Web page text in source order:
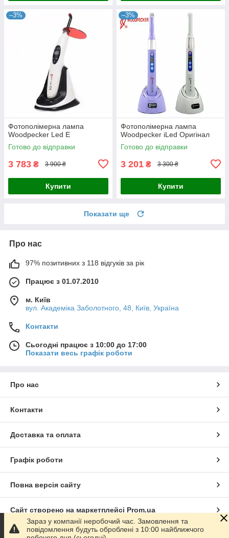
–3%
Фотополімерна лампа
Woodpecker Led E
Готово до відправки
3 783 ₴ 3 900 ₴
Купити
–3%
Фотополімерна лампа
Woodpecker iLed Оригінал
Готово до відправки
3 201 ₴ 3 300 ₴
Купити
Показати ще
Про нас
97% позитивних з 118 відгуків за рік
Працює з 01.07.2010
м. Київ
вул. Академіка Заболотного, 48, Київ, Україна
Контакти
Сьогодні працює з 10:00 до 17:00
Показати весь графік роботи
Про нас
Контакти
Доставка та оплата
Графік роботи
Повна версія сайту
Сайт створено на маркетплейсі Prom.ua
Політика конфіденційності
Зараз у компанії неробочий час. Замовлення та
повідомлення будуть оброблені з 10:00 найближчого